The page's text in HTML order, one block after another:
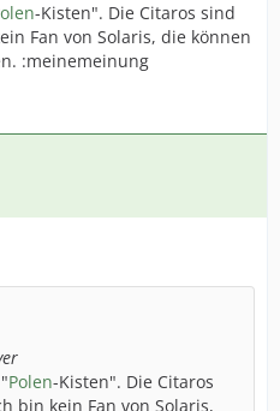
-Kisten". Die Citaros sind
Fan von Solaris, die können
:meinemeinung
Polen-Kisten". Die Citaros
bin kein Fan von Solaris,